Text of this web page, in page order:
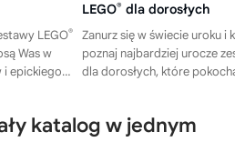
LEGO®
Was w
i epickiego
LEGO® dla dorosłych
Zanurz się w świecie uroku
poznaj najbardziej urocze
dla dorosłych, które
katalog w jednym